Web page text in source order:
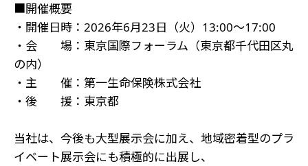
■開催概要
・開催日時：2026年6月23日（火）13:00～17:00
・会 場：東京国際フォーラム（東京都千代田区丸
の内）
・主 催：第一生命保険株式会社
・後 援：東京都
当社は、今後も大型展示会に加え、地域密着型のプラ
イベート展示会にも積極的に出展し、